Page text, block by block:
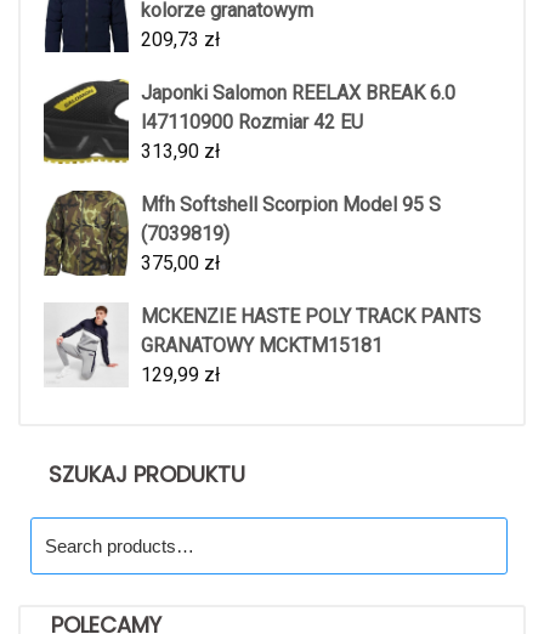
kolorze granatowym
209,73 zł
Japonki Salomon REELAX BREAK 6.0
l47110900 Rozmiar 42 EU
313,90 zł
Mfh Softshell Scorpion Model 95 S
(7039819)
375,00 zł
MCKENZIE HASTE POLY TRACK PANTS
GRANATOWY MCKTM15181
129,99 zł
SZUKAJ PRODUKTU
for:
POLECAMY